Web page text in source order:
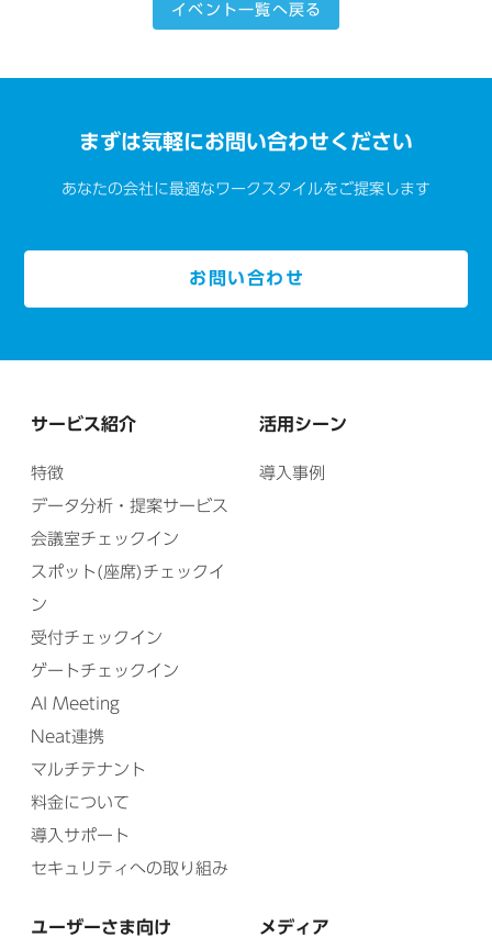
イベント一覧へ戻る
まずは気軽にお問い合わせください
あなたの会社に最適なワークスタイルをご提案します
お問い合わせ
サービス紹介
特徴
データ分析・提案サービス
会議室チェックイン
スポット(座席)チェックイ
ン
受付チェックイン
ゲートチェックイン
AI Meeting
Neat連携
マルチテナント
料金について
導入サポート
セキュリティへの取り組み
活用シーン
導入事例
ユーザーさま向け メディア